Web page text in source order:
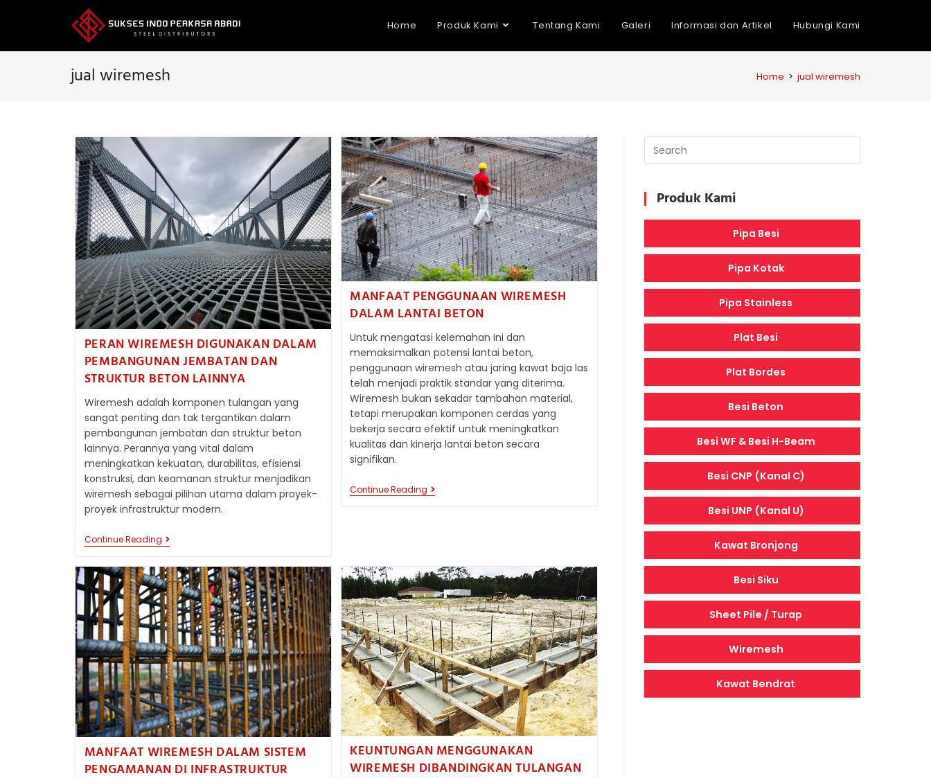
Home Produk Kami Tentang Kami Galeri Informasi dan Artikel Hubungi Kami
jual wiremesh Home > jual wiremesh
PERAN WIREMESH DIGUNAKAN DALAM
PEMBANGUNAN JEMBATAN DAN
STRUKTUR BETON LAINNYA
Wiremesh adalah komponen tulangan yang
sangat penting dan tak tergantikan dalam
pembangunan jembatan dan struktur beton
lainnya. Perannya yang vital dalam
meningkatkan kekuatan, durabilitas, efisiensi
konstruksi, dan keamanan struktur menjadikan
wiremesh sebagai pilihan utama dalam proyek-
proyek infrastruktur modern.
Continue ReadingPERAN
WIREMESH
DALAM
PEMBANGUNAN
JEMBATAN
DAN
STRUKTUR
BETON
LAINNYA
MANFAAT PENGGUNAAN WIREMESH
DALAM LANTAI BETON
Untuk mengatasi kelemahan ini dan
memaksimalkan potensi lantai beton,
penggunaan wiremesh atau jaring kawat baja las
telah menjadi praktik standar yang diterima.
Wiremesh bukan sekadar tambahan material,
tetapi merupakan komponen cerdas yang
bekerja secara efektif untuk meningkatkan
kualitas dan kinerja lantai beton secara
signifikan.
Continue Reading MANFAAT
PENGGUNAAN
MANFAAT WIREMESH DALAM SISTEM
PENGAMANAN DI INFRASTRUKTUR
KEUNTUNGAN MENGGUNAKAN
WIREMESH DIBANDINGKAN TULANGAN
Produk Kami
Pipa Besi
Pipa Kotak
Pipa Stainless
Plat Besi
Plat Bordes
Besi Beton
Besi WF & Besi H-Beam
Besi CNP (Kanal C)
Besi UNP (Kanal U)
Kawat Bronjong
Besi Siku
Sheet Pile / Turap
Wiremesh
Kawat Bendrat